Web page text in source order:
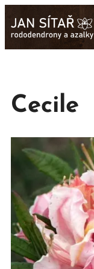
Cecile